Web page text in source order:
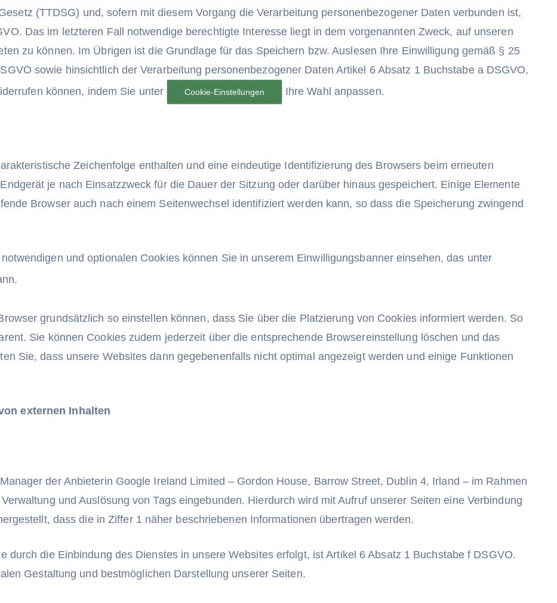
(TTDSG) und, sofern mit diesem Vorgang die Verarbeitung personenbezogener Daten verbunden ist,
Das im letzteren Fall notwendige berechtigte Interesse liegt in dem vorgenannten Zweck, auf unseren
zu können. Im Übrigen ist die Grundlage für das Speichern bzw. Auslesen Ihre Einwilligung gemäß § 25
sowie hinsichtlich der Verarbeitung personenbezogener Daten Artikel 6 Absatz 1 Buchstabe a DSGVO,
können, indem Sie unter
Cookie-Einstellungen Ihre Wahl anpassen.
Zeichenfolge enthalten und eine eindeutige Identifizierung des Browsers beim erneuten
je nach Einsatzzweck für die Dauer der Sitzung oder darüber hinaus gespeichert. Einige Elemente
Browser auch nach einem Seitenwechsel identifiziert werden kann, so dass die Speicherung zwingend
und optionalen Cookies können Sie in unserem Einwilligungsbanner einsehen, das unter
grundsätzlich so einstellen können, dass Sie über die Platzierung von Cookies informiert werden. So
Sie können Cookies zudem jederzeit über die entsprechende Browsereinstellung löschen und das
Sie, dass unsere Websites dann gegebenenfalls nicht optimal angezeigt werden und einige Funktionen
externen Inhalten
der Anbieterin Google Ireland Limited – Gordon House, Barrow Street, Dublin 4, Irland – im Rahmen
und Auslösung von Tags eingebunden. Hierdurch wird mit Aufruf unserer Seiten eine Verbindung
dass die in Ziffer 1 näher beschriebenen Informationen übertragen werden.
durch die Einbindung des Dienstes in unsere Websites erfolgt, ist Artikel 6 Absatz 1 Buchstabe f DSGVO.
Gestaltung und bestmöglichen Darstellung unserer Seiten.